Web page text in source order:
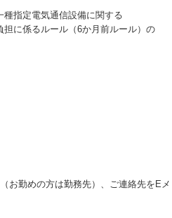
指定電気通信設備に関する
に係るルール（6か月前ルール）の
お勤めの方は勤務先）、ご連絡先をEメ